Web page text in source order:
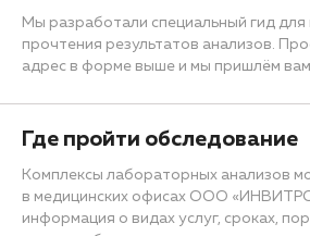
Мы разработали специальный гид для
прочтения результатов анализов.
адрес в форме выше и мы пришлём вам
Где пройти обследование
Комплексы лабораторных анализов
в медицинских офисах ООО
информация о видах услуг, сроках,